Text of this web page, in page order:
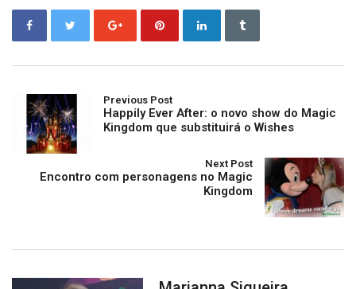
Previous Post
Happily Ever After: o novo show do Magic
Kingdom que substituirá o Wishes
Next Post
Encontro com personagens no Magic
Kingdom